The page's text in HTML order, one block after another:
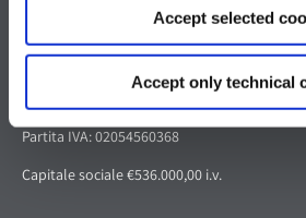
Accept selected
Accept only technical
41018 San Cesario sul Panaro (MO)
Italia
Partita IVA: 02054560368
Capitale sociale €536.000,00 i.v.